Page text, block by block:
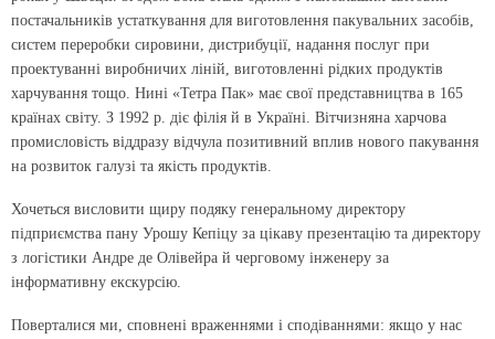
постачальників устаткування для виготовлення пакувальних засобів,
систем переробки сировини, дистрибуції, надання послуг при
проектуванні виробничих ліній, виготовленні рідких продуктів
харчування тощо. Нині «Тетра Пак» має свої представництва в 165
країнах світу. З 1992 р. діє філія й в Україні. Вітчизняна харчова
промисловість віддразу відчула позитивний вплив нового пакування
на розвиток галузі та якість продуктів.
Хочеться висловити щиру подяку генеральному директору
підприємства пану Урошу Кепіцу за цікаву презентацію та директору
з логістики Андре де Олівейра й черговому інженеру за
інформативну екскурсію.
Поверталися ми, сповнені враженнями і сподіваннями: якщо у нас